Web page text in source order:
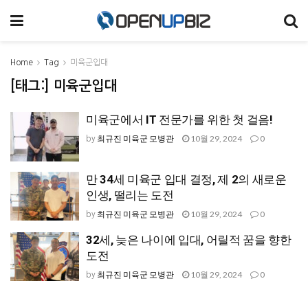
Home Tag 미육군입대
[태그:] 미육군입대
미육군에서 IT 전문가를 위한 첫 걸음!
by 최규진 미육군 모병관 10월 29, 2024 0
만 34세 미육군 입대 결정, 제 2의 새로운
인생, 떨리는 도전
by 최규진 미육군 모병관 10월 29, 2024 0
32세, 늦은 나이에 입대, 어릴적 꿈을 향한
도전
by 최규진 미육군 모병관 10월 29, 2024 0